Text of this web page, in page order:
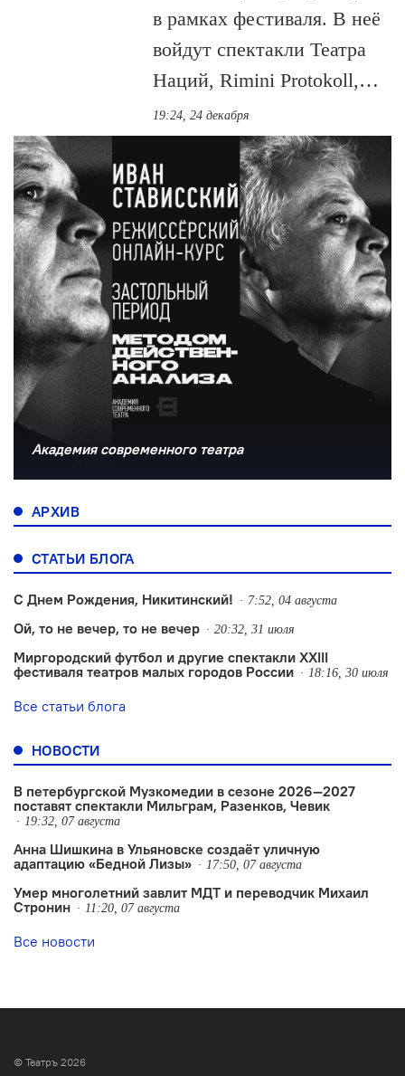
в рамках фестиваля. В неё
войдут спектакли Театра
Наций, Rimini Protokoll,…
19:24, 24 декабря
Академия современного театра
АРХИВ
СТАТЬИ БЛОГА
С Днем Рождения, Никитинский! 7:52, 04 августа
Ой, то не вечер, то не вечер 20:32, 31 июля
Миргородский футбол и другие спектакли XXIII
фестиваля театров малых городов России
18:16, 30 июля
Все статьи блога
НОВОСТИ
В петербургской Музкомедии в сезоне 2026—2027
поставят спектакли Мильграм, Разенков, Чевик
19:32, 07 августа
Анна Шишкина в Ульяновске создаëт уличную
адаптацию «Бедной Лизы»
17:50, 07 августа
Умер многолетний завлит МДТ и переводчик Михаил
Стронин
11:20, 07 августа
Все новости
© Театръ 2026